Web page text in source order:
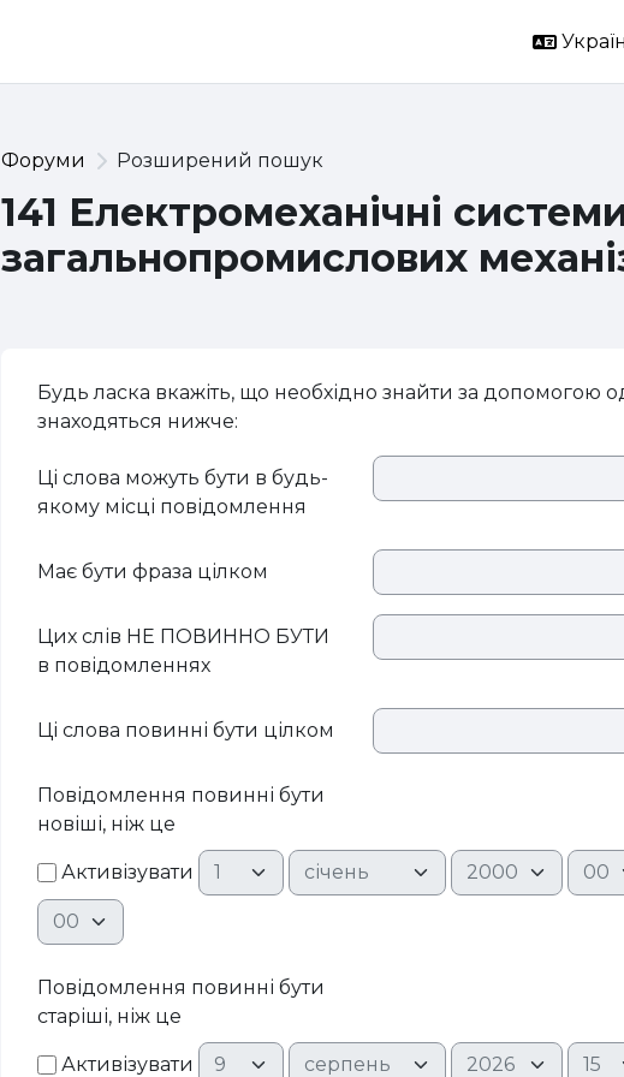
Форуми Розширений пошук
141 Електромеханічні
загальнопромислових
Будь ласка вкажіть, що необхідно знайти за допомогою
знаходяться нижче:
Ці слова можуть бути в будь-
якому місці повідомлення
Має бути фраза цілком
Цих слів НЕ ПОВИННО БУТИ
в повідомленнях
Ці слова повинні бути цілком
Повідомлення повинні бути
новіші, ніж це
Активізувати День Місяць Рік
Хвилина
Повідомлення повинні бути
старіші, ніж це
Активізувати День Місяць Рік